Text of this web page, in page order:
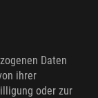
Daten
ihrer
oder zur